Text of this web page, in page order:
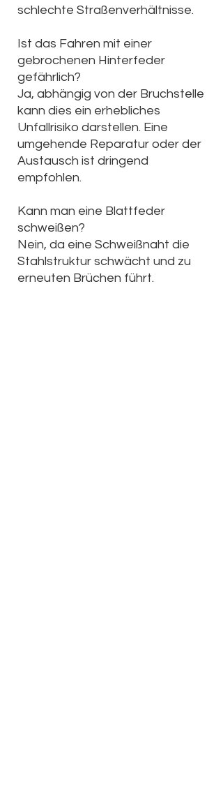
schlechte Straßenverhältnisse.
Ist das Fahren mit einer
gebrochenen Hinterfeder
gefährlich?
Ja, abhängig von der Bruchstelle
kann dies ein erhebliches
Unfallrisiko darstellen. Eine
umgehende Reparatur oder der
Austausch ist dringend
empfohlen.
Kann man eine Blattfeder
schweißen?
Nein, da eine Schweißnaht die
Stahlstruktur schwächt und zu
erneuten Brüchen führt.